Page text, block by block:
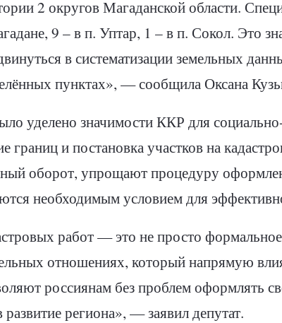
2 округов Магаданской области.
9 – в п. Уптар, 1 – в п. Сокол. Это
в систематизации земельных
пунктах», — сообщила Оксана
уделено значимости ККР для
границ и постановка участков на
оборот, упрощают процедуру
необходимым условием для
работ — это не просто
отношениях, который напрямую
россиянам без проблем оформлять
региона», — заявил депутат.